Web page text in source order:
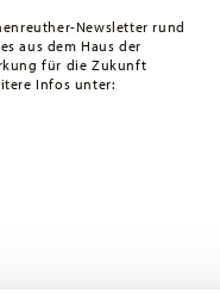
Newsletter rund
aus dem Haus der
für die Zukunft
Infos unter: